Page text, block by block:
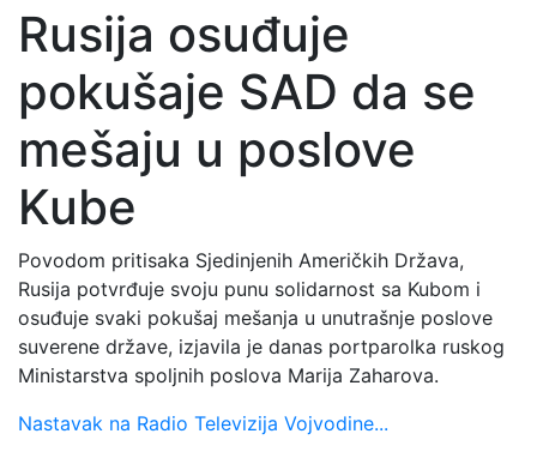
Rusija osuđuje
pokušaje SAD da se
mešaju u poslove
Kube
Povodom pritisaka Sjedinjenih Američkih Država,
Rusija potvrđuje svoju punu solidarnost sa Kubom i
osuđuje svaki pokušaj mešanja u unutrašnje poslove
suverene države, izjavila je danas portparolka ruskog
Ministarstva spoljnih poslova Marija Zaharova.
Nastavak na Radio Televizija Vojvodine...